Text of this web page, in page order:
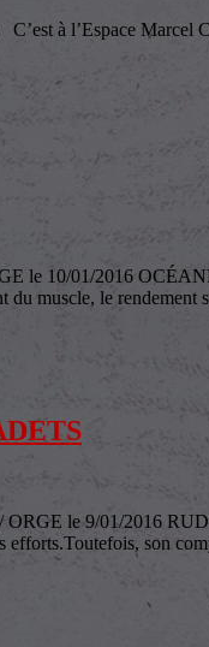
à l’Espace
10/01/2016
du muscle, le rendement
le 9/01/2016
efforts.Toutefois, son